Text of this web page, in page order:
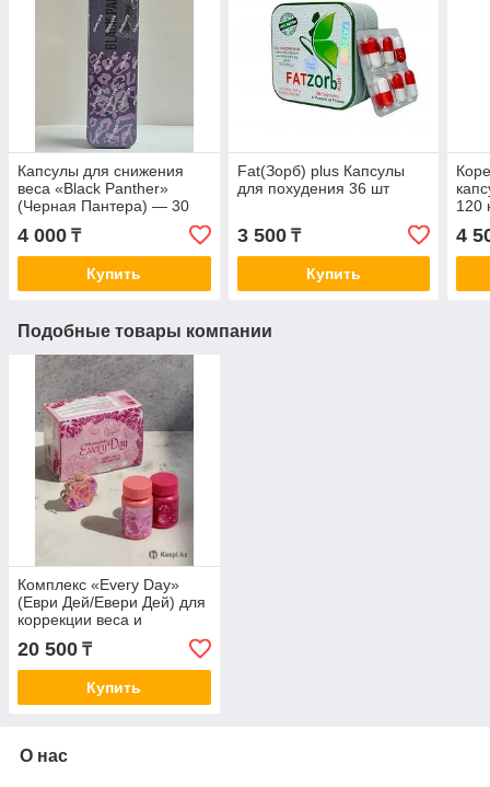
Капсулы для снижения
веса «Black Panther»
(Черная Пантера) — 30
4 000 ₸
Купить
Fat(Зорб) plus Капсулы
для похудения 36 шт
3 500₸
Купить
120
4
Подобные товары компании
Комплекс «Every Day»
(Еври Дей/Евери Дей) для
коррекции веса и
поддержки метаболизма,
60+30
20 500 ₸
Купить
О нас